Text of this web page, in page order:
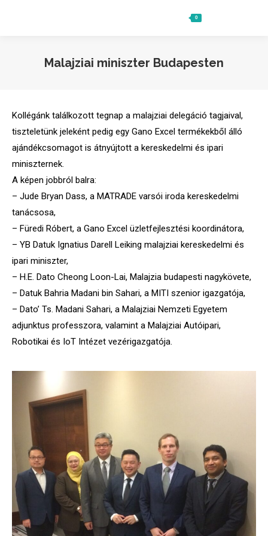
0
Malajziai miniszter Budapesten
Kollégánk találkozott tegnap a malajziai delegáció tagjaival,
tiszteletünk jeleként pedig egy Gano Excel termékekből álló
ajándékcsomagot is átnyújtott a kereskedelmi és ipari
miniszternek.
A képen jobbról balra:
– Jude Bryan Dass, a MATRADE varsói iroda kereskedelmi
tanácsosa,
– Füredi Róbert, a Gano Excel üzletfejlesztési koordinátora,
– YB Datuk Ignatius Darell Leiking malajziai kereskedelmi és
ipari miniszter,
– H.E. Dato Cheong Loon-Lai, Malajzia budapesti nagykövete,
– Datuk Bahria Madani bin Sahari, a MITI szenior igazgatója,
– Dato’ Ts. Madani Sahari, a Malajziai Nemzeti Egyetem
adjunktus professzora, valamint a Malajziai Autóipari,
Robotikai és IoT Intézet vezérigazgatója.